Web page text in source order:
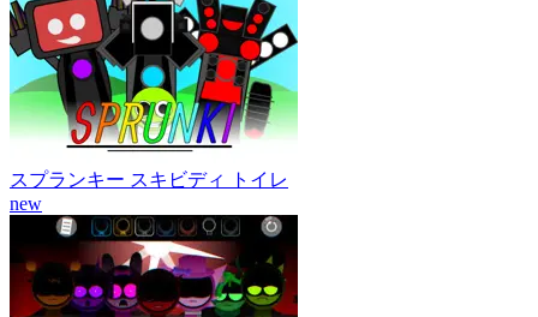
スプランキー スキビディ トイレ
new